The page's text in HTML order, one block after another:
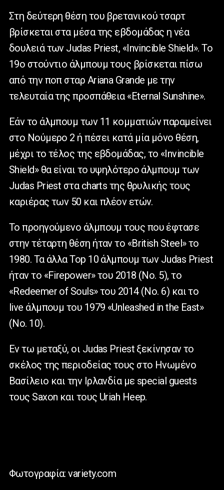
Στη δεύτερη θέση του βρετανικού τσαρτ
βρίσκεται στα μέσα της εβδομάδας η νέα
δουλειά των Judas Priest, «Invincible Shield». Το
19ο στούντιο άλμπουμ τους βρίσκεται πίσω
από την ποπ σταρ Ariana Grande με την
τελευταία της προσπάθεια «Eternal Sunshine».
Εάν το άλμπουμ των 11 κομματιών παραμείνει
στο Νούμερο 2 ή πέσει κατά μία μόνο θέση,
μέχρι το τέλος της εβδομάδας, το «Invincible
Shield» θα είναι το υψηλότερο άλμπουμ των
Judas Priest στα charts της θρυλικής τους
καριέρας των 50 και πλέον ετών.
Το προηγούμενο άλμπουμ τους που έφτασε
στην τέταρτη θέση ήταν το «British Steel» το
1980. Τα άλλα Top 10 άλμπουμ των Judas Priest
ήταν το «Firepower» του 2018 (Νο. 5), το
«Redeemer of Souls» του 2014 (Νο. 6) και το
live άλμπουμ του 1979 «Unleashed in the East»
(Νο. 10).
Eν τω μεταξύ, οι Judas Priest ξεκίνησαν το
σκέλος της περιοδείας τους στο Ηνωμένο
Βασίλειο και την Ιρλανδία με special guests
τους Saxon και τους Uriah Heep.
Φωτογραφία: variety.com